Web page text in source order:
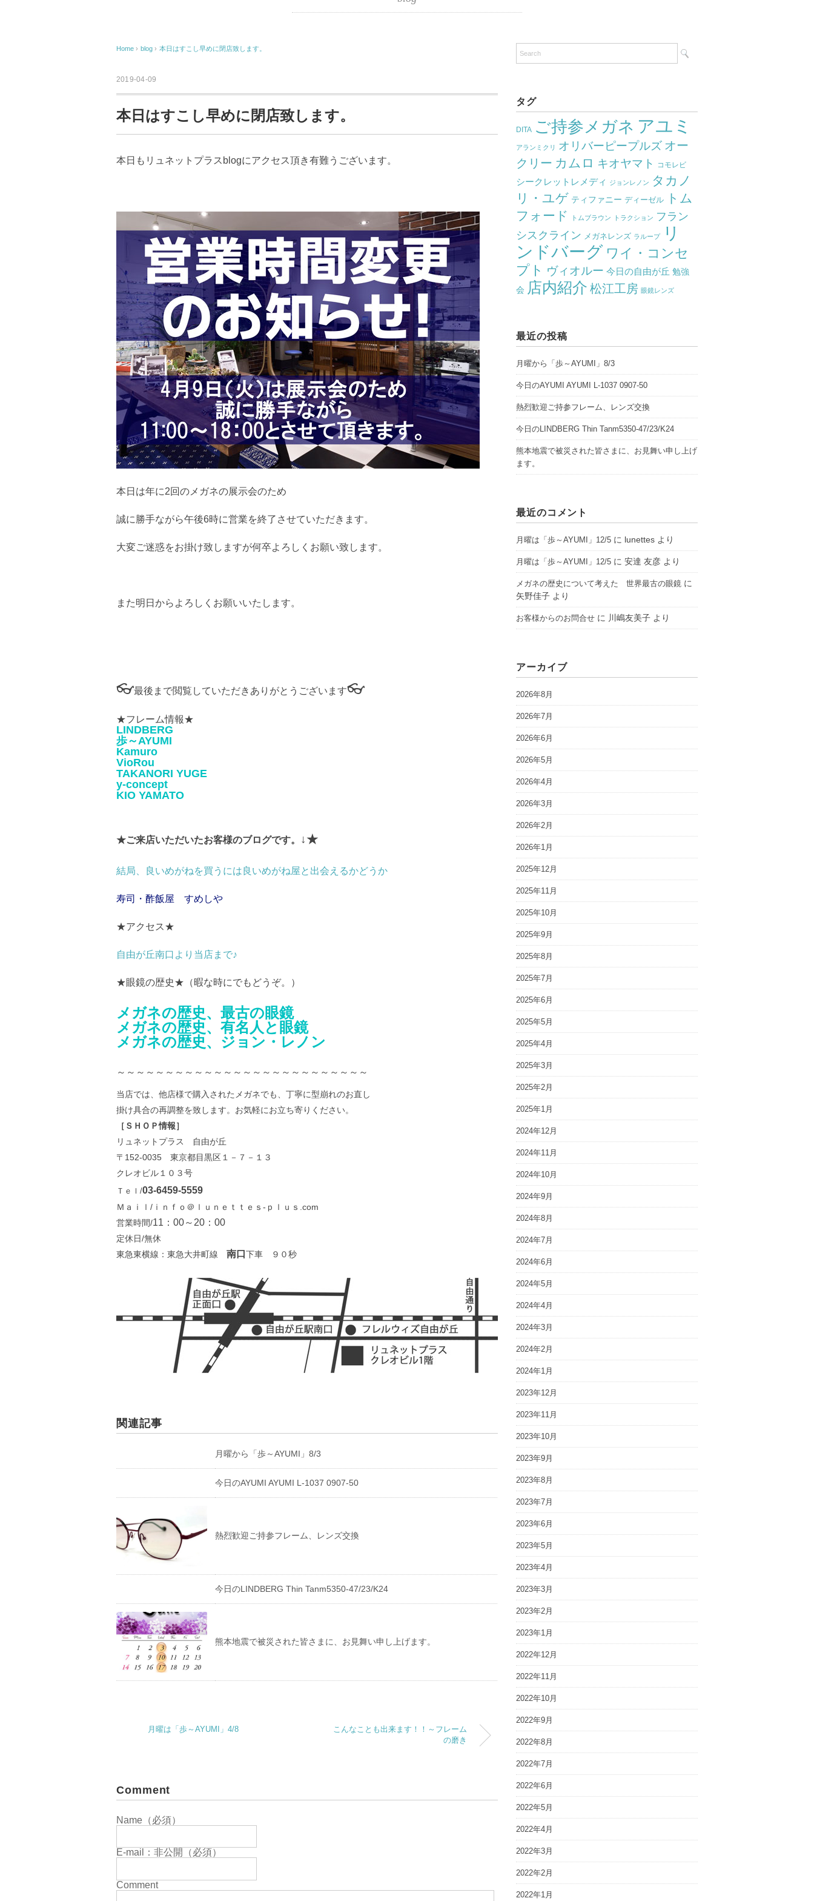
Home › blog › 本日はすこし早めに閉店致します。
2019-04-09
本日はすこし早めに閉店致します。
本日もリュネットプラスblogにアクセス頂き有難うございます。
本日は年に2回のメガネの展示会のため
誠に勝手ながら午後6時に営業を終了させていただきます。
大変ご迷惑をお掛け致しますが何卒よろしくお願い致します。
また明日からよろしくお願いいたします。
👓最後まで閲覧していただきありがとうございます👓
★フレーム情報★
LINDBERG
歩～AYUMI
Kamuro
VioRou
TAKANORI YUGE
y-concept
KIO YAMATO
★ご来店いただいたお客様のブログです。 ↓★
結局、良いめがねを買うには良いめがね屋と出会えるかどうか
寿司・酢飯屋 すめしや
★アクセス★
自由が丘南口より当店まで♪
★眼鏡の歴史★（暇な時にでもどうぞ。）
メガネの歴史、最古の眼鏡
メガネの歴史、有名人と眼鏡
メガネの歴史、ジョン・レノン
～～～～～～～～～～～～～～～～～～～～～～～～～～
当店では、他店様で購入されたメガネでも、丁寧に型崩れのお直し
掛け具合の再調整を致します。お気軽にお立ち寄りください。
［ＳＨＯＰ情報］
リュネットプラス 自由が丘
〒152-0035 東京都目黒区１－７－１３
クレオビル１０３号
Ｔｅｌ/03-6459-5559
Ｍａｉｌ/ｉｎｆｏ＠ｌｕｎｅｔｔｅｓ-ｐｌｕｓ.com
営業時間/11：00～20：00
定休日/無休
東急東横線：東急大井町線 南口 下車 ９０秒
関連記事
月曜から「歩～AYUMI」8/3
今日のAYUMI AYUMI L-1037 0907-50
熱烈歓迎ご持参フレーム、レンズ交換
今日のLINDBERG Thin Tanm5350-47/23/K24
熊本地震で被災された皆さまに、お見舞い申し上げます。
月曜は「歩～AYUMI」4/8
こんなことも出来ます！！～フレーム
の磨き
Comment
Name（必須）
E-mail：非公開（必須）
Comment
タグ
DITA ご持参メガネ アユミ
アランミクリ オリバーピープルズ オー
クリー カムロ キオヤマト コモレビ
シークレットレメディ ジョンレノン タカノ
リ・ユゲ ティファニー ディーゼル
トム
フォード
トムブラウン トラクション フラン
シスクライン メガネレンズ ラループ
リ
ンドバーグ ワイ・コンセ
プト ヴィオルー 今日の自由が丘 勉強
会 店内紹介 松江工房 眼鏡レンズ
最近の投稿
月曜から「歩～AYUMI」8/3
今日のAYUMI AYUMI L-1037 0907-50
熱烈歓迎ご持参フレーム、レンズ交換
今日のLINDBERG Thin Tanm5350-47/23/K24
熊本地震で被災された皆さまに、お見舞い申し上げ
ます。
最近のコメント
月曜は「歩～AYUMI」12/5 に lunettes より
月曜は「歩～AYUMI」12/5 に安達 友彦 より
メガネの歴史について考えた 世界最古の眼鏡 に
矢野佳子 より
お客様からのお問合せ に 川嶋友美子 より
アーカイブ
2026年8月
2026年7月
2026年6月
2026年5月
2026年4月
2026年3月
2026年2月
2026年1月
2025年12月
2025年11月
2025年10月
2025年9月
2025年8月
2025年7月
2025年6月
2025年5月
2025年4月
2025年3月
2025年2月
2025年1月
2024年12月
2024年11月
2024年10月
2024年9月
2024年8月
2024年7月
2024年6月
2024年5月
2024年4月
2024年3月
2024年2月
2024年1月
2023年12月
2023年11月
2023年10月
2023年9月
2023年8月
2023年7月
2023年6月
2023年5月
2023年4月
2023年3月
2023年2月
2023年1月
2022年12月
2022年11月
2022年10月
2022年9月
2022年8月
2022年7月
2022年6月
2022年5月
2022年4月
2022年3月
2022年2月
2022年1月